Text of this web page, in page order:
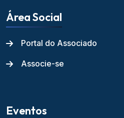
Área Social
Portal do Associado
Associe-se
Eventos